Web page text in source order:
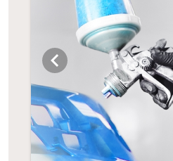
chevron_left